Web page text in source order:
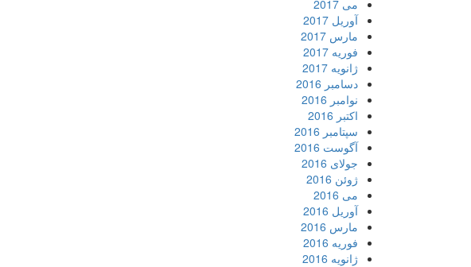
می 2017
آوریل 2017
مارس 2017
فوریه 2017
ژانویه 2017
دسامبر 2016
نوامبر 2016
اکتبر 2016
سپتامبر 2016
آگوست 2016
جولای 2016
ژوئن 2016
می 2016
آوریل 2016
مارس 2016
فوریه 2016
ژانویه 2016